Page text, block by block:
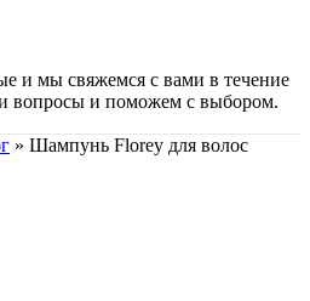
и мы свяжемся с вами в течение
вопросы и поможем с выбором.
» Шампунь Florey для волос